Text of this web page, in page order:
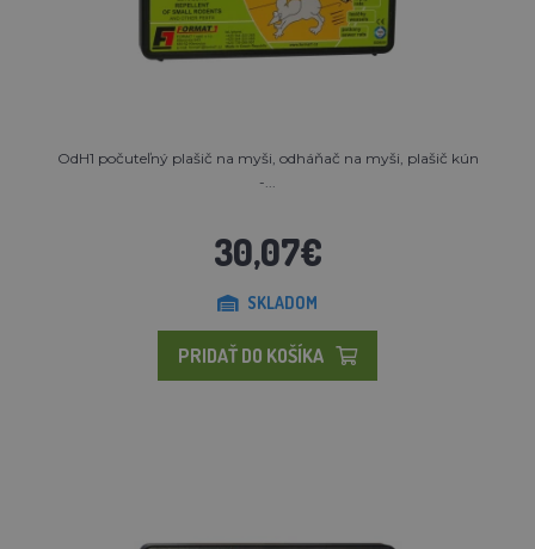
OdH1 počuteľný plašič na myši, odháňač na myši, plašič kún
-...
30,07€
SKLADOM
PRIDAŤ DO KOŠÍKA